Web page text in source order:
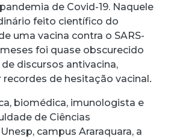
de Covid-19. Naquele
feito científico do
uma vacina contra o SARS-
foi quase obscurecido
discursos antivacina,
de hesitação vacinal.
biomédica, imunologista e
de Ciências
campus Araraquara, a